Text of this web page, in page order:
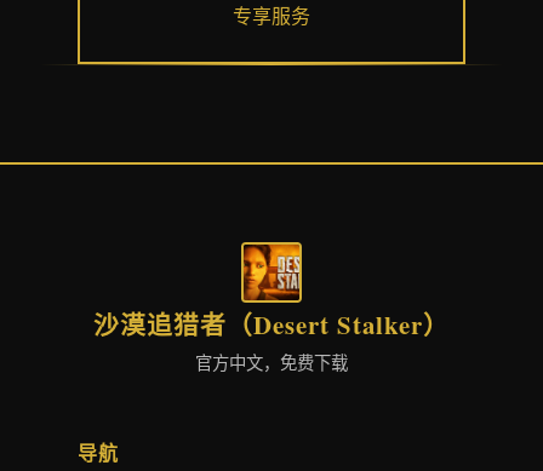
专享服务
沙漠追猎者（Desert Stalker）
官方中文，免费下载
导航